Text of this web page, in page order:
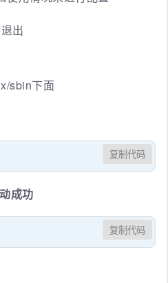
出
sbin下面
复制代码
成功
复制代码